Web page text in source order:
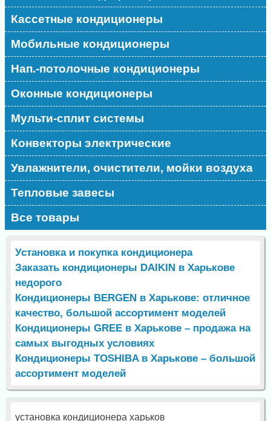
Кассетные кондиционеры
Мобильные кондиционеры
Нап.-потолочные кондиционеры
Оконные кондиционеры
Мульти-сплит системы
Конвекторы электрические
Увлажнители, очистители, мойки воздуха
Тепловые завесы
Все товары
Установка и покупка кондиционера
Заказать кондиционеры DAIKIN в Харькове
недорого
Кондиционеры BERGEN в Харькове: отличное
качество, большой ассортимент моделей
Кондиционеры GREE в Харькове – продажа на
самых выгодных условиях
Кондиционеры TOSHIBA в Харькове – большой
ассортимент моделей
установка кондиционера харьков